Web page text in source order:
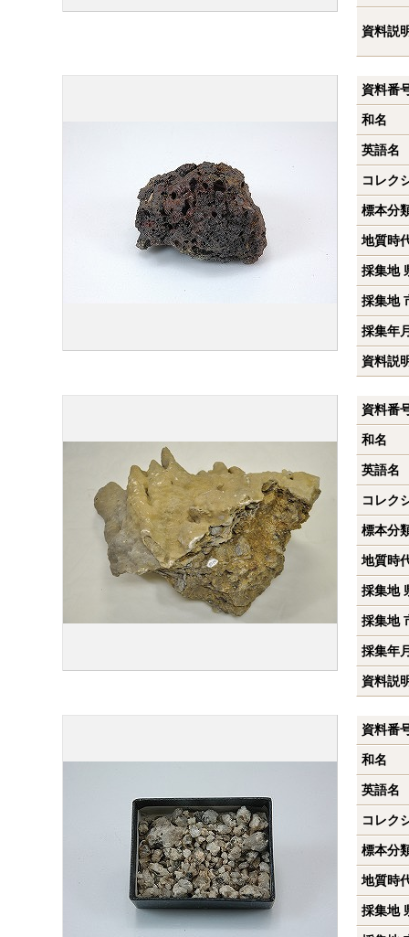
資料説
資料番
和名
英語名
コレク
標本分
地質時
採集地
採集地
採集年
資料説
資料番
和名
英語名
コレク
標本分
地質時
採集地
採集地
採集年
資料説
資料番
和名
英語名
コレク
標本分
地質時
採集地